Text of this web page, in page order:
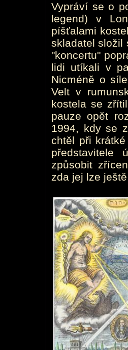
Vypráví se o
legend) v
píšťalami
skladatel složil
"koncertu"
lidi utíkali v
Nicméně o
Velt v
kostela se
pauze opět
1994, kdy se
chtěl při
představitele
způsobit
zda jej lze